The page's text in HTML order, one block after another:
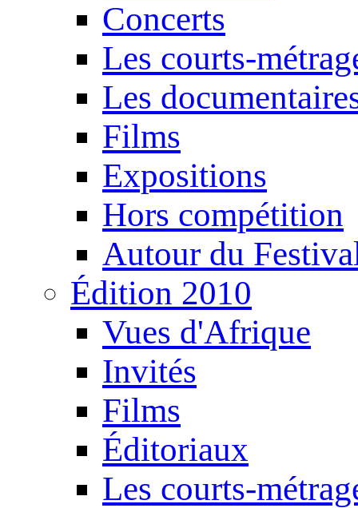
Concerts
Les courts-
Les
Films
Expositions
Hors compétition
Autour du
Édition 2010
Vues d'Afrique
Invités
Films
Éditoriaux
Les courts-